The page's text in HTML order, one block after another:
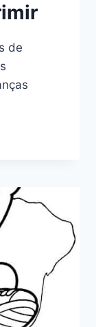
de